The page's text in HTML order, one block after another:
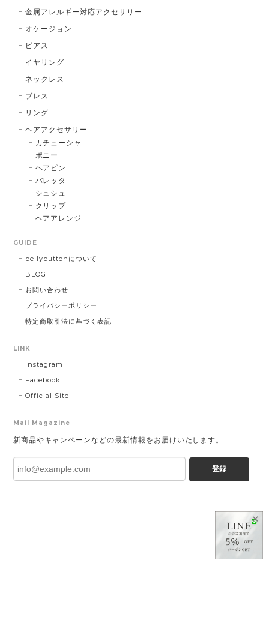
✕
金属アレルギー対応アクセサリー
オケージョン
ピアス
イヤリング
ネックレス
ブレス
リング
ヘアアクセサリー
カチューシャ
ポニー
ヘアピン
バレッタ
シュシュ
クリップ
ヘアアレンジ
GUIDE
bellybuttonについて
BLOG
お問い合わせ
プライバシーポリシー
特定商取引法に基づく表記
LINK
Instagram
Facebook
Official Site
Mail Magazine
新商品やキャンペーンなどの最新情報をお届けいたします。
登録